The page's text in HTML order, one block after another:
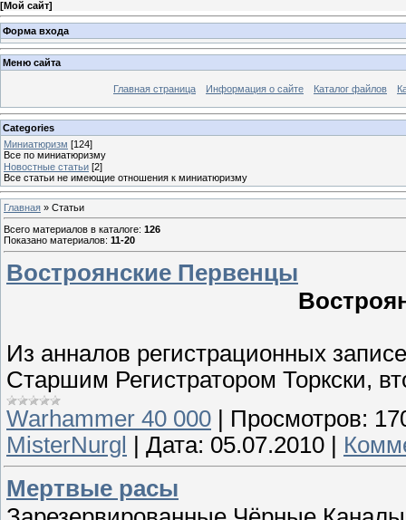
[Мой сайт]
Форма входа
Меню сайта
Главная страница Информация о сайте Каталог файлов
Categories
Миниатюризм [124]
Все по миниатюризму
Новостные статьи [2]
Все статьи не имеющие отношения к миниатюризму
Главная » Статьи
Всего материалов в каталоге: 126
Показано материалов: 11-20
Востроянские Первенцы
Из анналов регистрационных
Старшим Регистратором Торкски,
Warhammer 40 000
Просмотров:
MisterNurgl
Дата: 05.07.2010
Мертвые расы